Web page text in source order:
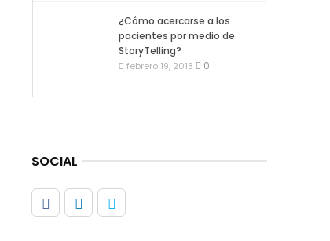
¿Cómo acercarse a los
pacientes por medio de
StoryTelling?
febrero 19, 2018 0
SOCIAL